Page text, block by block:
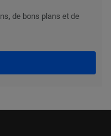
de bons plans et de